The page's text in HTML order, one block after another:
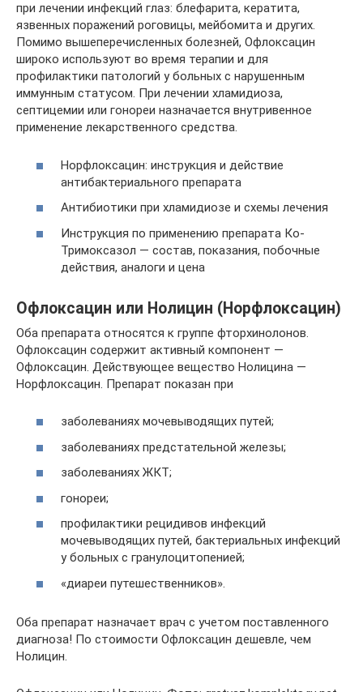
при лечении инфекций глаз: блефарита, кератита,
язвенных поражений роговицы, мейбомита и других.
Помимо вышеперечисленных болезней, Офлоксацин
широко используют во время терапии и для
профилактики патологий у больных с нарушенным
иммунным статусом. При лечении хламидиоза,
септицемии или гонореи назначается внутривенное
применение лекарственного средства.
Норфлоксацин: инструкция и действие
антибактериального препарата
Антибиотики при хламидиозе и схемы лечения
Инструкция по применению препарата Ко-
Тримоксазол — состав, показания, побочные
действия, аналоги и цена
Офлоксацин или Нолицин (Норфлоксацин)
Оба препарата относятся к группе фторхинолонов.
Офлоксацин содержит активный компонент —
Офлоксацин. Действующее вещество Нолицина —
Норфлоксацин. Препарат показан при
заболеваниях мочевыводящих путей;
заболеваниях предстательной железы;
заболеваниях ЖКТ;
гонореи;
профилактики рецидивов инфекций
мочевыводящих путей, бактериальных инфекций
у больных с гранулоцитопенией;
«диареи путешественников».
Оба препарат назначает врач с учетом поставленного
диагноза! По стоимости Офлоксацин дешевле, чем
Нолицин.